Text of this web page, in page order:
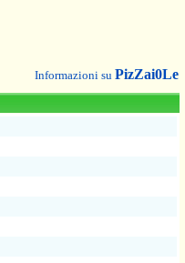
Informazioni su PizZai0Le